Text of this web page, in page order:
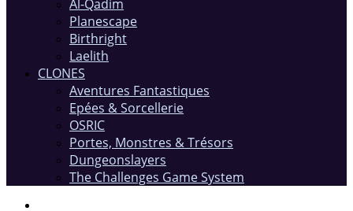
Al-Qadim
Planescape
Birthright
Laelith
CLONES
Aventures Fantastiques
Epées & Sorcellerie
OSRIC
Portes, Monstres & Trésors
Dungeonslayers
The Challenges Game System